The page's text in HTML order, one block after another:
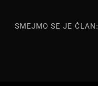
SMEJMO SE JE ČLAN: